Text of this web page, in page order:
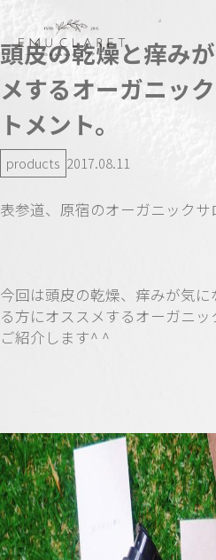
頭皮の乾燥と痒み
メするオーガニッ
トメント。
products 2017.08.11
表参道、原宿のオーガニックサ
今回は頭皮の乾燥、痒みが気
る方にオススメするオーガニ
ご紹介します^ ^